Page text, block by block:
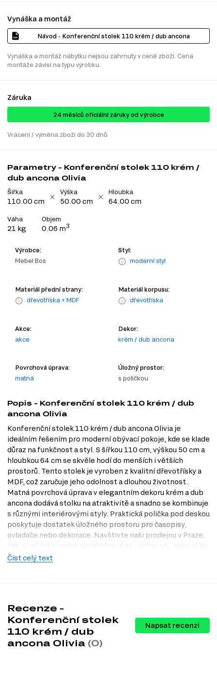
Vynáška a montáž
Návod - Konferenční stolek 110 krém / dub ancona
Vynáška a montáž nábytku nejsou zahrnuty v ceně zboží. Cena
montáže závisí na typu výrobku.
Záruka
24 ​​​​měsíců oficiální záruky od výrobce
Vrácení / výměna zboží do 30 dnů
Parametry - Konferenční stolek 110 krém /
dub ancona Olivia
Šířka
110.00 cm
Výška
50.00 cm
Hloubka
64.00 cm
Váha
21 kg
Objem
0.06 m3
Výrobce:
Mebel Bos
Styl:
moderní styl
Materiál přední strany:
dřevotříska + MDF
Materiál korpusu:
dřevotříska
Akce:
akce
Dekor:
krém / dub ancona
Povrchová úprava:
matná
Úložný prostor:
s poličkou
Popis - Konferenční stolek 110 krém / dub
ancona Olivia
Konferenční stolek 110 krém / dub ancona Olivia je
ideálním řešením pro moderní obývací pokoje, kde se klade
důraz na funkčnost a styl. S šířkou 110 cm, výškou 50 cm a
hloubkou 64 cm se skvěle hodí do menších i větších
prostorů. Tento stolek je vyroben z kvalitní dřevotřísky a
MDF, což zaručuje jeho odolnost a dlouhou životnost.
Matná povrchová úprava v elegantním dekoru krém a dub
ancona dodává stolku na atraktivitě a snadno se kombinuje
s různými interiérovými styly. Praktická polička pod deskou
poskytuje dostatek úložného prostoru pro časopisy,
ovladače nebo dekorace. Navštivte naši prodejnu v Praze,
kde si můžete stolek prohlédnout na vlastní oči, nebo si ho
objednejte online na Dubok.cz.
interiéru.
Praktická velikost.
S rozměry 110 x 50 x 64 cm je stolek ideální
pro každodenní použití, ať už při rodinných setkáních nebo při
posezení s přáteli.
Odolné materiály.Dřevotříska a MDF zajišťují vysokou odolnost
Číst celý text
Recenze -
Konferenční stolek
110 krém / dub
ancona Olivia (0)
Napsat recenzi